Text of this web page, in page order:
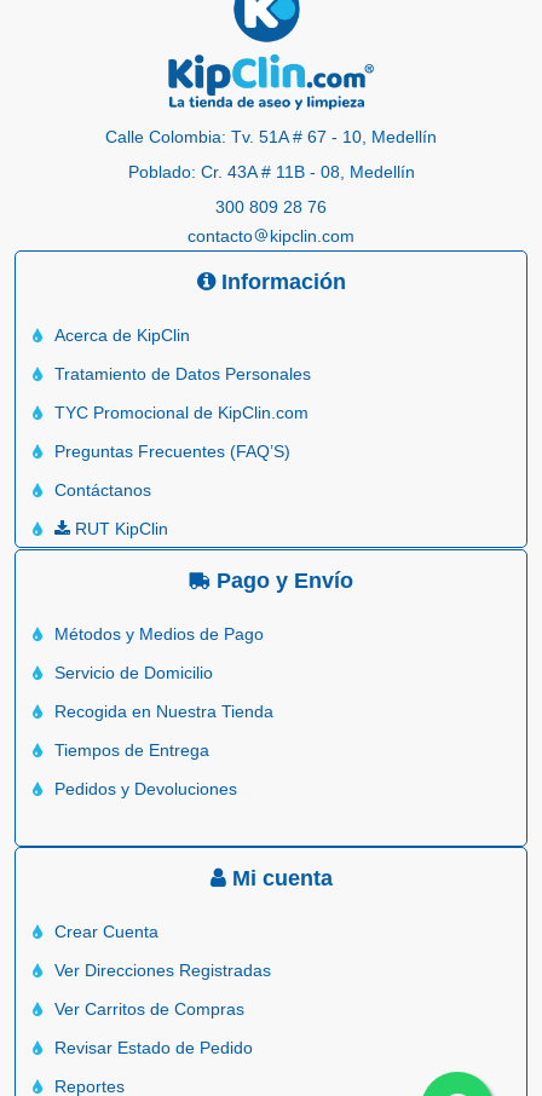
Calle Colombia: Tv. 51A # 67 - 10, Medellín
Poblado: Cr. 43A # 11B - 08, Medellín
300 809 28 76
contacto
kipclin.com
Información
Acerca de KipClin
Tratamiento de Datos Personales
TYC Promocional de KipClin.com
Preguntas Frecuentes (FAQ’S)
Contáctanos
RUT KipClin
Pago y Envío
Métodos y Medios de Pago
Servicio de Domicilio
Recogida en Nuestra Tienda
Tiempos de Entrega
Pedidos y Devoluciones
Mi cuenta
Crear Cuenta
Ver Direcciones Registradas
Ver Carritos de Compras
Revisar Estado de Pedido
Reportes